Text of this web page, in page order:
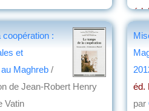
éd.
coopération :
et
Maghreb /
de Jean-Robert Henry
Vatin
éd.
par